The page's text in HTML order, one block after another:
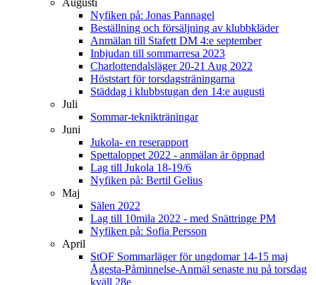
Nyfiken på: Jonas Pannagel
Beställning och försäljning av klubbkläder
Anmälan till Stafett DM 4:e september
Inbjudan till sommarresa 2023
Charlottendalsläger 20-21 Aug 2022
Höststart för torsdagsträningarna
Städdag i klubbstugan den 14:e augusti
Juli
Sommar-teknikträningar
Juni
Jukola- en reserapport
Spettaloppet 2022 - anmälan är öppnad
Lag till Jukola 18-19/6
Nyfiken på: Bertil Gelius
Maj
Sälen 2022
Lag till 10mila 2022 - med Snättringe PM
Nyfiken på: Sofia Persson
April
StOF Sommarläger för ungdomar 14-15 maj
Ågesta-Påminnelse-Anmäl senaste nu på torsdag
kväll 28e